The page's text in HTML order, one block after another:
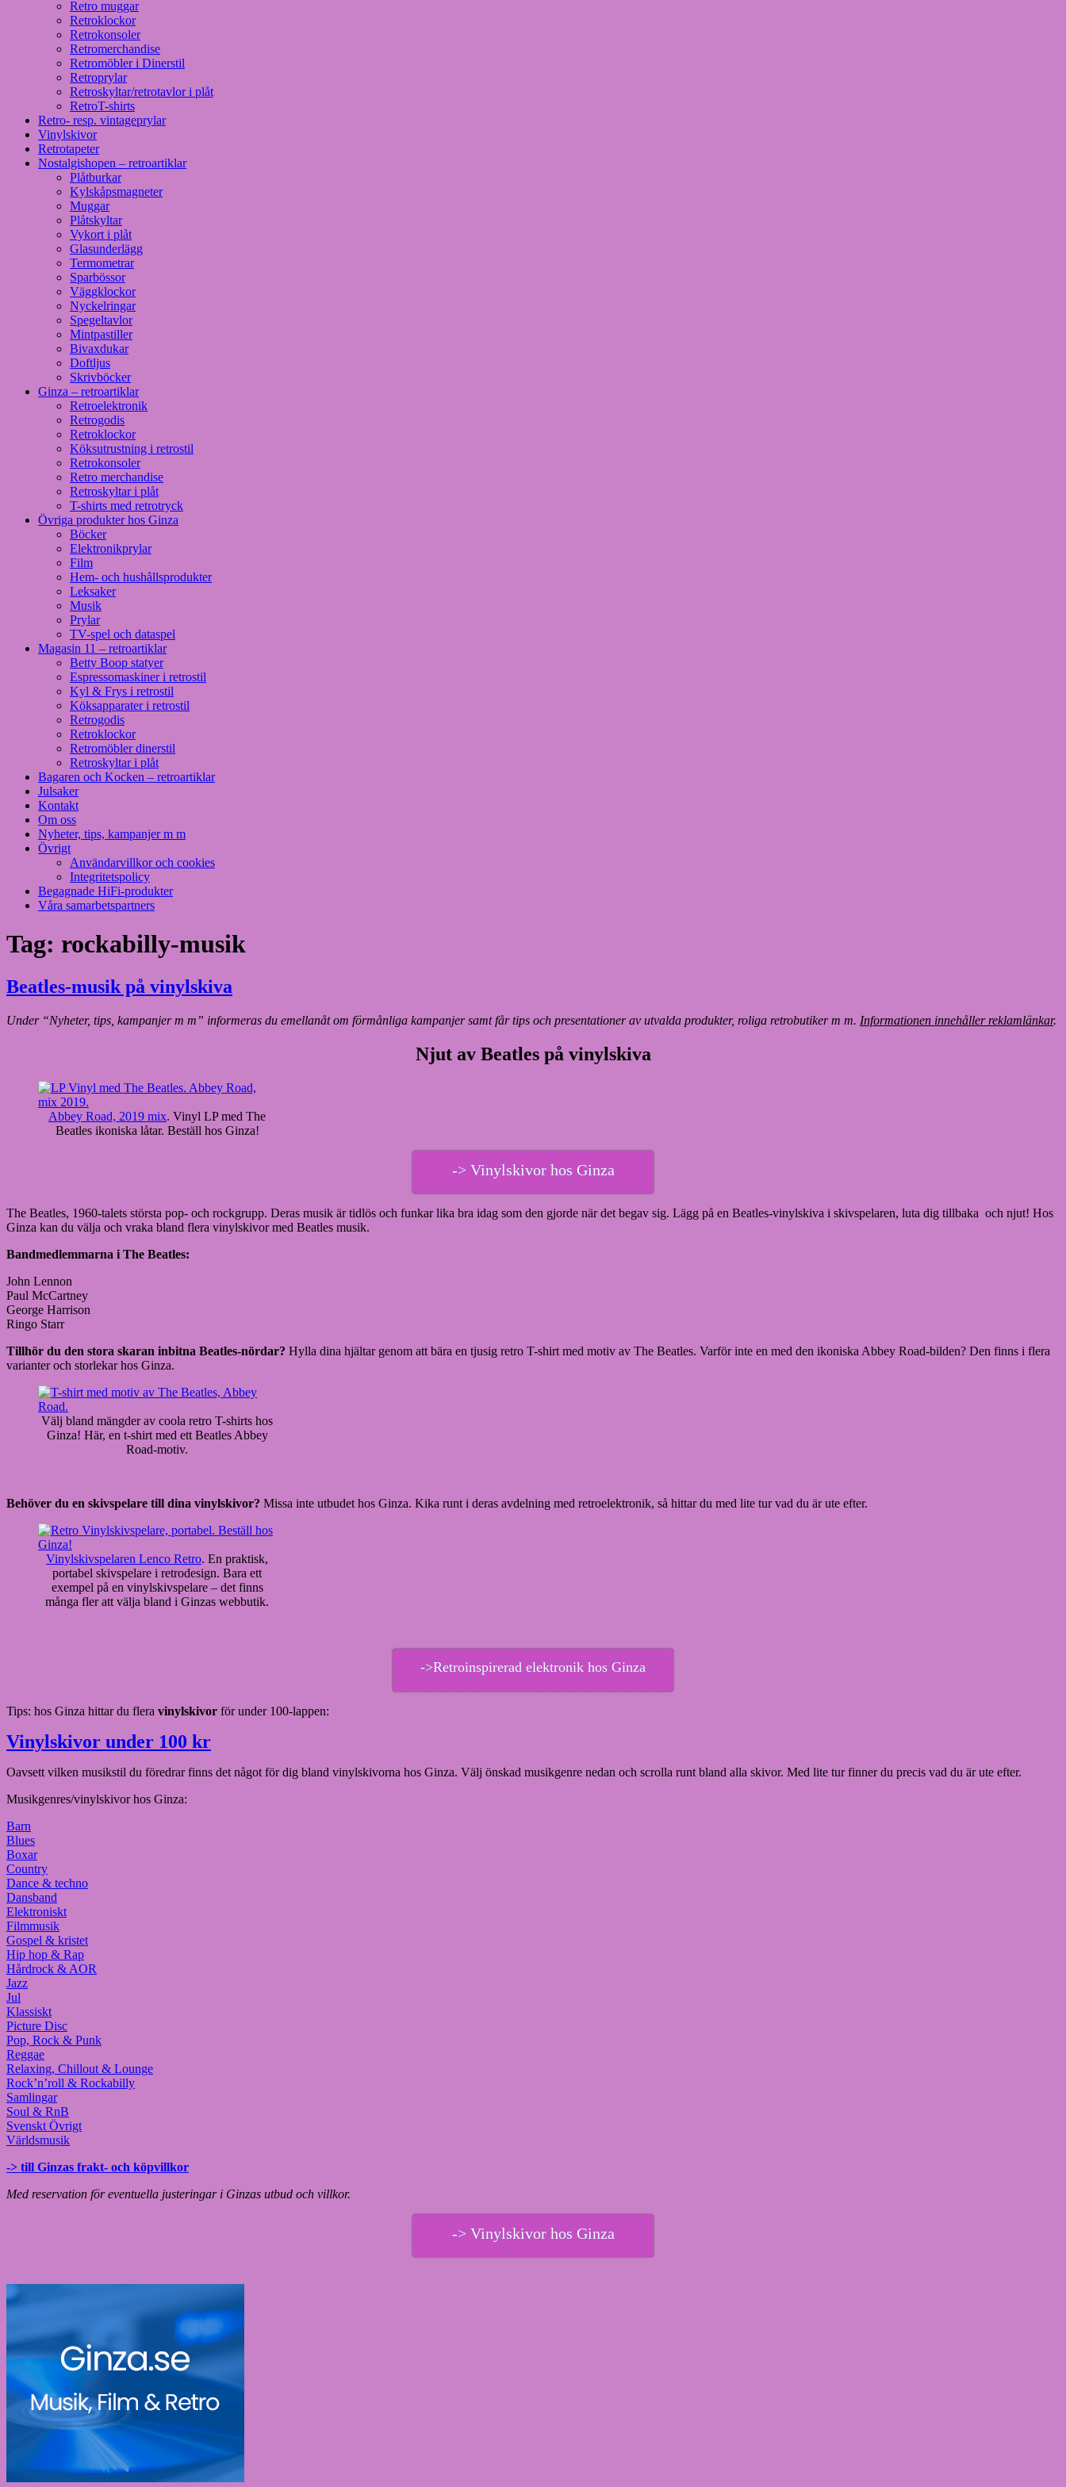
Retro muggar
Retroklockor
Retrokonsoler
Retromerchandise
Retromöbler i Dinerstil
Retroprylar
Retroskyltar/retrotavlor i plåt
RetroT-shirts
Retro- resp. vintageprylar
Vinylskivor
Retrotapeter
Nostalgishopen – retroartiklar
Plåtburkar
Kylskåpsmagneter
Muggar
Plåtskyltar
Vykort i plåt
Glasunderlägg
Termometrar
Sparbössor
Väggklockor
Nyckelringar
Spegeltavlor
Mintpastiller
Bivaxdukar
Doftljus
Skrivböcker
Ginza – retroartiklar
Retroelektronik
Retrogodis
Retroklockor
Köksutrustning i retrostil
Retrokonsoler
Retro merchandise
Retroskyltar i plåt
T-shirts med retrotryck
Övriga produkter hos Ginza
Böcker
Elektronikprylar
Film
Hem- och hushållsprodukter
Leksaker
Musik
Prylar
TV-spel och dataspel
Magasin 11 – retroartiklar
Betty Boop statyer
Espressomaskiner i retrostil
Kyl & Frys i retrostil
Köksapparater i retrostil
Retrogodis
Retroklockor
Retromöbler dinerstil
Retroskyltar i plåt
Bagaren och Kocken – retroartiklar
Julsaker
Kontakt
Om oss
Nyheter, tips, kampanjer m m
Övrigt
Användarvillkor och cookies
Integritetspolicy
Begagnade HiFi-produkter
Våra samarbetspartners
Tag: rockabilly-musik
Beatles-musik på vinylskiva
Under “Nyheter, tips, kampanjer m m” informeras du emellanåt om förmånliga kampanjer samt får tips och presentationer av utvalda produkter, roliga retrobutiker m m. Informationen innehåller reklamlänkar.
Njut av Beatles på vinylskiva
Abbey Road, 2019 mix. Vinyl LP med The
Beatles ikoniska låtar. Beställ hos Ginza!
-> Vinylskivor hos Ginza
The Beatles, 1960-talets största pop- och rockgrupp. Deras musik är tidlös och funkar lika bra idag som den gjorde när det begav sig. Lägg på en Beatles-vinylskiva i skivspelaren, luta dig tillbaka och njut! Hos
Ginza kan du välja och vraka bland flera vinylskivor med Beatles musik.
Bandmedlemmarna i The Beatles:
John Lennon
Paul McCartney
George Harrison
Ringo Starr
Tillhör du den stora skaran inbitna Beatles-nördar? Hylla dina hjältar genom att bära en tjusig retro T-shirt med motiv av The Beatles. Varför inte en med den ikoniska Abbey Road-bilden? Den finns i flera
varianter och storlekar hos Ginza.
Välj bland mängder av coola retro T-shirts hos
Ginza! Här, en t-shirt med ett Beatles Abbey
Road-motiv.
Behöver du en skivspelare till dina vinylskivor? Missa inte utbudet hos Ginza. Kika runt i deras avdelning med retroelektronik, så hittar du med lite tur vad du är ute efter.
Vinylskivspelaren Lenco Retro. En praktisk,
portabel skivspelare i retrodesign. Bara ett
exempel på en vinylskivspelare – det finns
många fler att välja bland i Ginzas webbutik.
->Retroinspirerad elektronik hos Ginza
Tips: hos Ginza hittar du flera vinylskivor för under 100-lappen:
Vinylskivor under 100 kr
Oavsett vilken musikstil du föredrar finns det något för dig bland vinylskivorna hos Ginza. Välj önskad musikgenre nedan och scrolla runt bland alla skivor. Med lite tur finner du precis vad du är ute efter.
Musikgenres/vinylskivor hos Ginza:
Barn
Blues
Boxar
Country
Dance & techno
Dansband
Elektroniskt
Filmmusik
Gospel & kristet
Hip hop & Rap
Hårdrock & AOR
Jazz
Jul
Klassiskt
Picture Disc
Pop, Rock & Punk
Reggae
Relaxing, Chillout & Lounge
Rock’n’roll & Rockabilly
Samlingar
Soul & RnB
Svenskt Övrigt
Världsmusik
-> till Ginzas frakt- och köpvillkor
Med reservation för eventuella justeringar i Ginzas utbud och villkor.
-> Vinylskivor hos Ginza